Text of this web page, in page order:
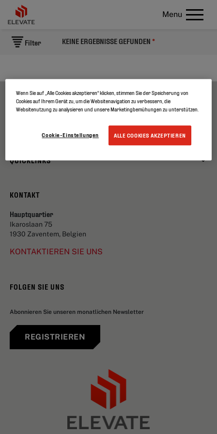
Menu
Filter KEINE ERGEBNISSE GEFUNDEN *
ÜBER UNS
PRODUKTE
QUICKLINKS
KONTAKT
Hauptquartier
Ikaroslaan 75
1930 Zaventem, Belgien
KONTAKTIEREN SIE UNS
FOLGEN SIE UNS
Abonnieren Sie unseren monatlichen Newsletter
REGISTRIEREN
Wenn Sie auf „Alle Cookies akzeptieren“ klicken, stimmen Sie der Speicherung von
Cookies auf Ihrem Gerät zu, um die Websitenavigation zu verbessern, die
Websitenutzung zu analysieren und unsere Marketingbemühungen zu unterstützen.
ALLE COOKIES AKZEPTIEREN
Cookie-Einstellungen